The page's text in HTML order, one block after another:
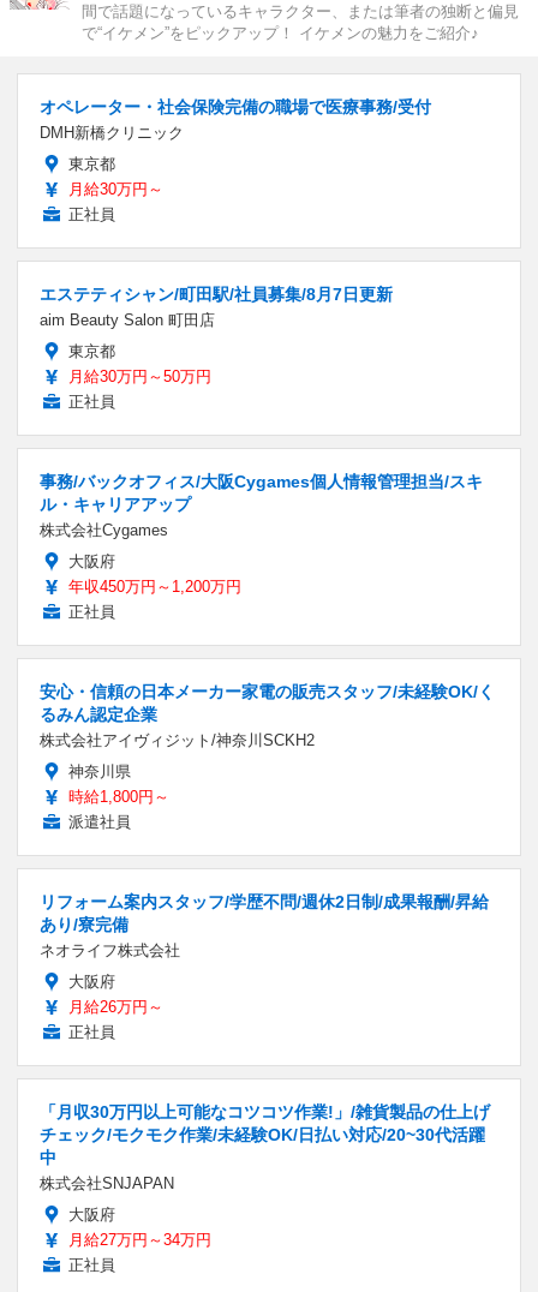
間で話題になっているキャラクター、または筆者の独断と偏見
で“イケメン”をピックアップ！ イケメンの魅力をご紹介♪
オペレーター・社会保険完備の職場で医療事務/受付
DMH新橋クリニック
東京都
月給30万円～
正社員
エステティシャン/町田駅/社員募集/8月7日更新
aim Beauty Salon 町田店
東京都
月給30万円～50万円
正社員
事務/バックオフィス/大阪Cygames個人情報管理担当/スキ
ル・キャリアアップ
株式会社Cygames
大阪府
年収450万円～1,200万円
正社員
安心・信頼の日本メーカー家電の販売スタッフ/未経験OK/く
るみん認定企業
株式会社アイヴィジット/神奈川SCKH2
神奈川県
時給1,800円～
派遣社員
リフォーム案内スタッフ/学歴不問/週休2日制/成果報酬/昇給
あり/寮完備
ネオライフ株式会社
大阪府
月給26万円～
正社員
「月収30万円以上可能なコツコツ作業!」/雑貨製品の仕上げ
チェック/モクモク作業/未経験OK/日払い対応/20~30代活躍
中
株式会社SNJAPAN
大阪府
月給27万円～34万円
正社員